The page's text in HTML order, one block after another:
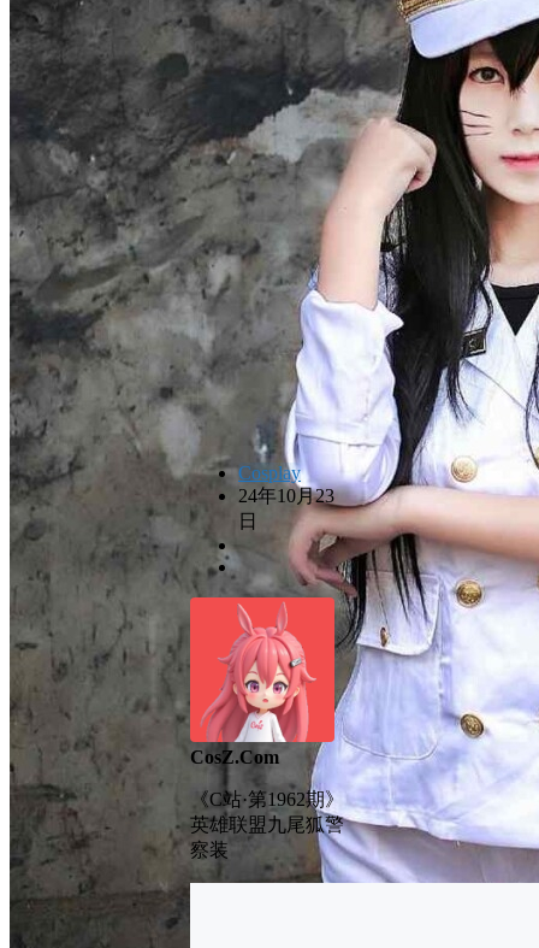
Cosplay
24年10月23
日
CosZ.Com
《C站·第1962期》
英雄联盟九尾狐警
察装